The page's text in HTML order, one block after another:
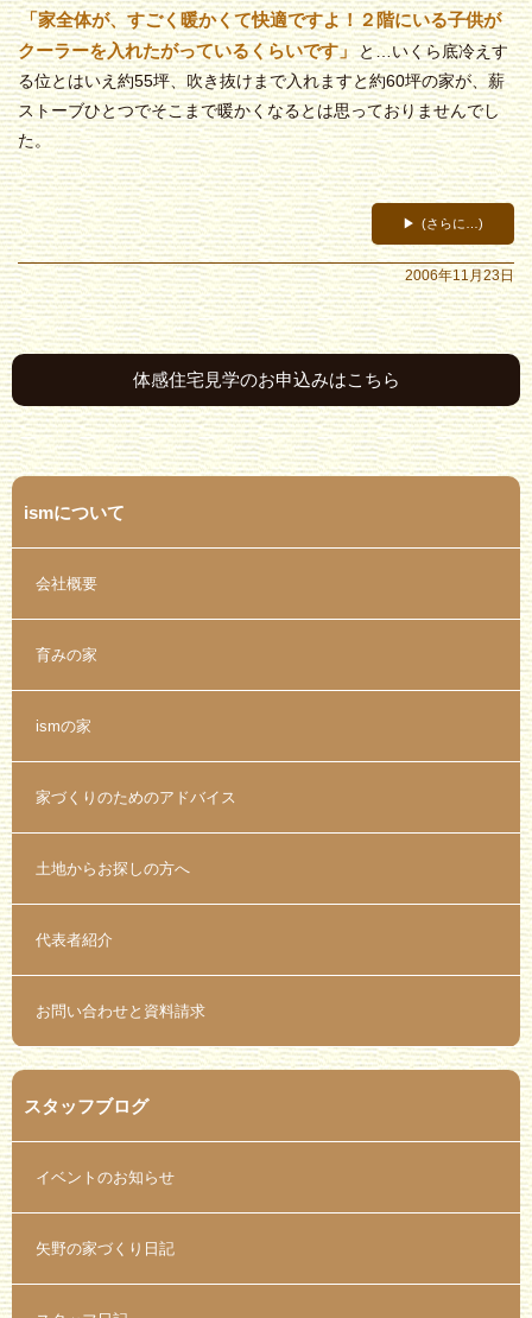
「家全体が、すごく暖かくて快適ですよ！２階にいる子供が
クーラーを入れたがっているくらいです」と…いくら底冷えす
る位とはいえ約55坪、吹き抜けまで入れますと約60坪の家が、薪
ストーブひとつでそこまで暖かくなるとは思っておりませんでし
た。
(さらに…)
2006年11月23日
体感住宅見学のお申込みはこちら
ismについて
会社概要
育みの家
ismの家
家づくりのためのアドバイス
土地からお探しの方へ
代表者紹介
お問い合わせと資料請求
スタッフブログ
イベントのお知らせ
矢野の家づくり日記